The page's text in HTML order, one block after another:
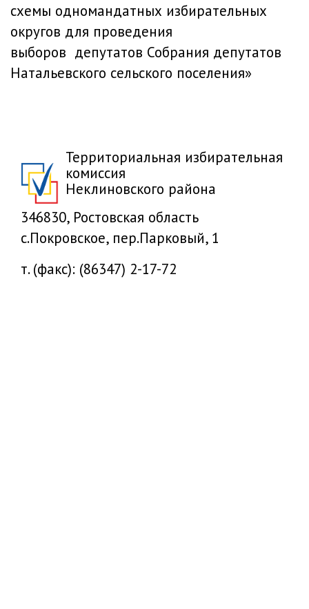
схемы одномандатных избирательных
округов для проведения
выборов депутатов Собрания депутатов
Натальевского сельского поселения»
Территориальная избирательная
комиссия
Неклиновского района
346830, Ростовская область
с.Покровское, пер.Парковый, 1
т. (факс): (86347) 2-17-72